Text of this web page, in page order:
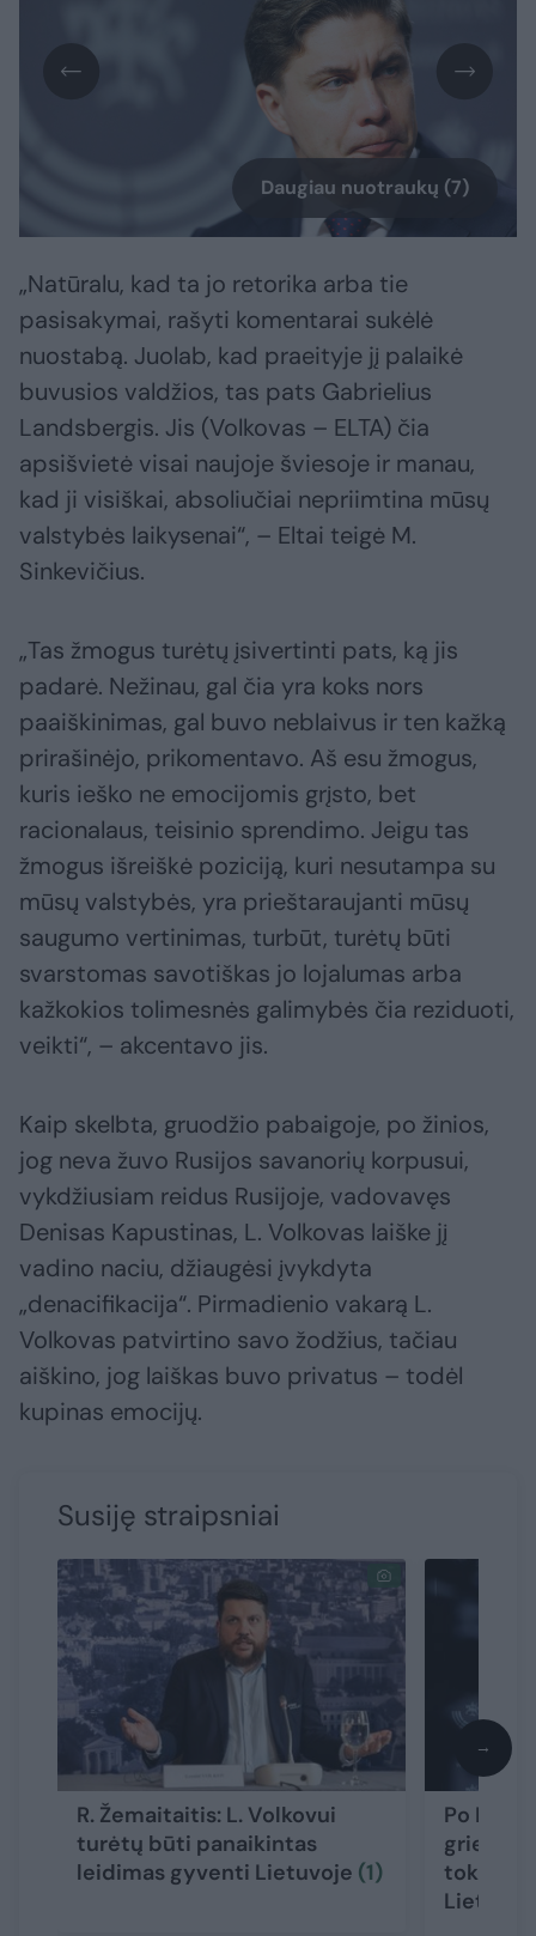
Daugiau nuotraukų (7)
„Natūralu, kad ta jo retorika arba tie
pasisakymai, rašyti komentarai sukėlė
nuostabą. Juolab, kad praeityje jį palaikė
buvusios valdžios, tas pats Gabrielius
Landsbergis. Jis (Volkovas – ELTA) čia
apsišvietė visai naujoje šviesoje ir manau,
kad ji visiškai, absoliučiai nepriimtina mūsų
valstybės laikysenai“, – Eltai teigė M.
Sinkevičius.
„Tas žmogus turėtų įsivertinti pats, ką jis
padarė. Nežinau, gal čia yra koks nors
paaiškinimas, gal buvo neblaivus ir ten kažką
prirašinėjo, prikomentavo. Aš esu žmogus,
kuris ieško ne emocijomis grįsto, bet
racionalaus, teisinio sprendimo. Jeigu tas
žmogus išreiškė poziciją, kuri nesutampa su
mūsų valstybės, yra prieštaraujanti mūsų
saugumo vertinimas, turbūt, turėtų būti
svarstomas savotiškas jo lojalumas arba
kažkokios tolimesnės galimybės čia reziduoti,
veikti“, – akcentavo jis.
Kaip skelbta, gruodžio pabaigoje, po žinios,
jog neva žuvo Rusijos savanorių korpusui,
vykdžiusiam reidus Rusijoje, vadovavęs
Denisas Kapustinas, L. Volkovas laiške jį
vadino naciu, džiaugėsi įvykdyta
„denacifikacija“. Pirmadienio vakarą L.
Volkovas patvirtino savo žodžius, tačiau
aiškino, jog laiškas buvo privatus – todėl
kupinas emocijų.
Susiję straipsniai
R. Žemaitaitis: L. Volkovui
turėtų būti panaikintas
leidimas gyventi Lietuvoje (1)
Po L.
griežta
toks
→